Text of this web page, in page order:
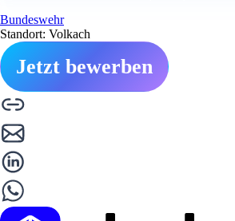
Bundeswehr
Standort: Volkach
Jetzt bewerben